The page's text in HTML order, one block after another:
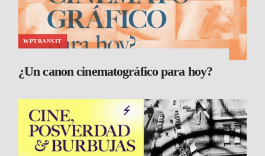
WPTRANSIT
¿Un canon cinematográfico para hoy?